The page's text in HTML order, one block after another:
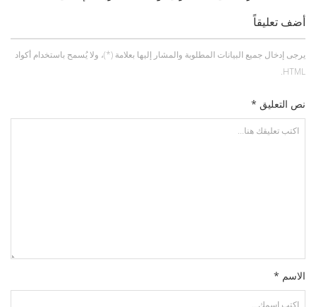
أضف تعليقاً
يرجى إدخال جميع البيانات المطلوبة والمشار إليها بعلامة (*)، ولا يُسمح باستخدام أكواد
HTML.
نص التعليق *
الاسم *